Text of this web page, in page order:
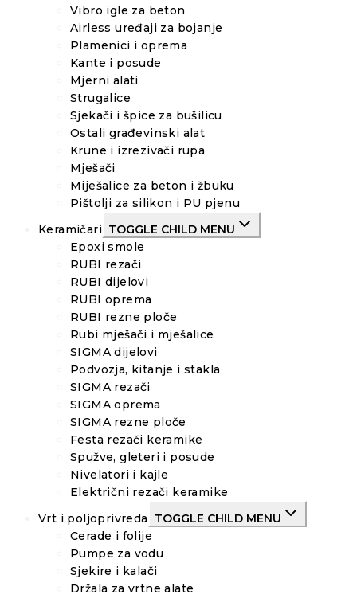
Vibro igle za beton
Airless uređaji za bojanje
Plamenici i oprema
Kante i posude
Mjerni alati
Strugalice
Sjekači i špice za bušilicu
Ostali građevinski alat
Krune i izrezivači rupa
Mješači
Miješalice za beton i žbuku
Pištolji za silikon i PU pjenu
Keramičari TOGGLE CHILD MENU
Epoxi smole
RUBI rezači
RUBI dijelovi
RUBI oprema
RUBI rezne ploče
Rubi mješači i mješalice
SIGMA dijelovi
Podvozja, kitanje i stakla
SIGMA rezači
SIGMA oprema
SIGMA rezne ploče
Festa rezači keramike
Spužve, gleteri i posude
Nivelatori i kajle
Električni rezači keramike
Vrt i poljoprivreda
TOGGLE CHILD MENU
Cerade i folije
Pumpe za vodu
Sjekire i kalači
Držala za vrtne alate